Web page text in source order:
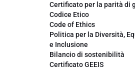
Certificato per la parità di
Codice Etico
Code of Ethics
Politica per la Diversità,
e Inclusione
Bilancio di sostenibilità
Certificato GEEIS